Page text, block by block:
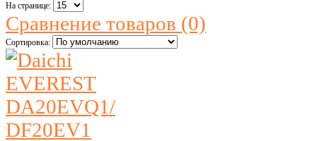
На странице:
Сравнение товаров (0)
Сортировка: